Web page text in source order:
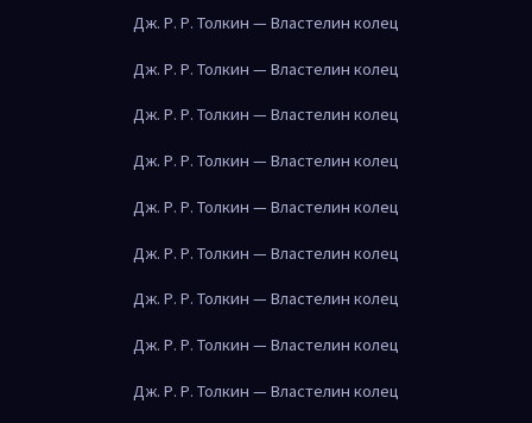
Дж. Р. Р. Толкин — Властелин колец
Дж. Р. Р. Толкин — Властелин колец
Дж. Р. Р. Толкин — Властелин колец
Дж. Р. Р. Толкин — Властелин колец
Дж. Р. Р. Толкин — Властелин колец
Дж. Р. Р. Толкин — Властелин колец
Дж. Р. Р. Толкин — Властелин колец
Дж. Р. Р. Толкин — Властелин колец
Дж. Р. Р. Толкин — Властелин колец